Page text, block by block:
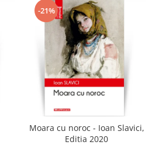
-21%
Moara cu noroc - Ioan Slavici,
Editia 2020